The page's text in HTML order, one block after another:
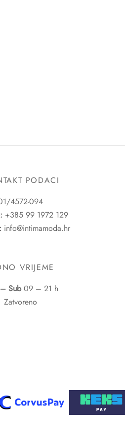
PODACI
4572-094
+385 99 1972 129
info@intimamoda.hr
VRIJEME
Sub09 – 21 h
Zatvoreno